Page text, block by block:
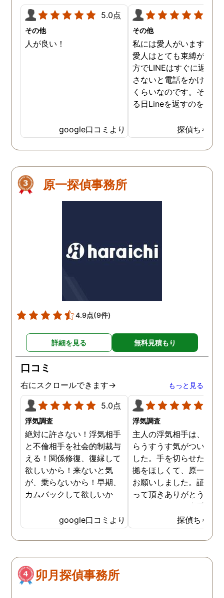
5.0点
その他
人が良い！
google口コミより
その他
私には愛人がいます。そ
愛人はとても束縛が激し
方でLINEはすぐに返信を
さないと電話をかけてく
くらいなのです。そんな
る日Lineを返すのを忘れ
量の不在着信です。その
時間後お家に来ました。
ちろん謝りました。そし
ほっとしました。愛人は
レにいきました。そして
た。後日また返信を忘れ
しまいました。そしてラ
けたのと言われぞっとし
した。すぐに専門の業者
呼び、すぐに駆け付けて
室でピーという音が鳴り
んのうがありました。そ
後は業者が回収してくれ
ぼくは一安心でした。そ
後、愛人と別れ、新たな
生を歩みました。
探偵ちゃん
原一探偵事務所
4.9点(9件)
詳細を見る 無料見積もり
口コミ
右にスクロールできます→ もっと見る
5.0点
浮気調査
絶対に許さない！浮気相手
と不倫相手を社会的制裁与
える！関係修復、復縁して
欲しいから！来ないと気
が、乗らないから！早期、
カムバックして欲しいか
google口コミより
浮気調査
主人の浮気相手は、以前
らうすうす気がついてい
した。手を切らせたくて
拠をほしくて、原一さん
お願いしました。証拠を
って頂きありがとうござ
ました。やはり大手の会
は違いますね。探偵ちゃん
卯月探偵事務所